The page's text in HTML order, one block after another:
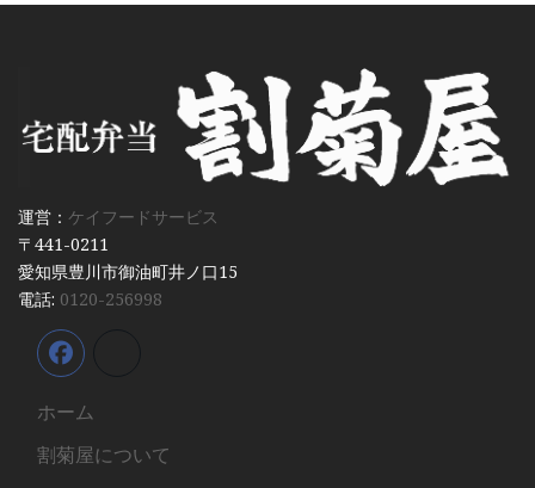
運営： ケイフードサービス
〒441-0211
愛知県豊川市御油町井ノ口15
電話: 0120-256998
ホーム
割菊屋について